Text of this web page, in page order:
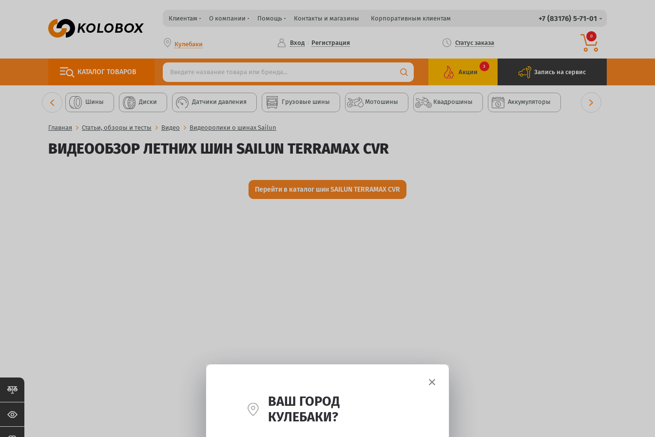
Клиентам О компании Помощь Контакты и магазины Корпоративным клиентам +7 (83176) 5-71-01
Кулебаки Вход Регистрация Статус заказа
0
КАТАЛОГ ТОВАРОВ Акции
3
Запись на сервис
Шины Диски Датчики давления Грузовые шины Мотошины Квадрошины Аккумуляторы
Главная Статьи, обзоры и тесты Видео Видеоролики о шинах Sailun
ВИДЕООБЗОР ЛЕТНИХ ШИН SAILUN TERRAMAX CVR
Перейти в каталог шин SAILUN TERRAMAX CVR
ВАШ ГОРОД
КУЛЕБАКИ?